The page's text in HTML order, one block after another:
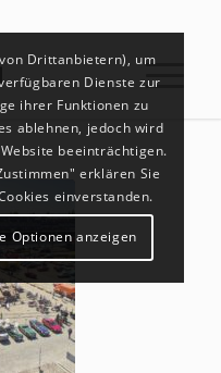
Drittanbietern), um
Dienste zur
ihrer Funktionen zu
ablehnen, jedoch wird
beeinträchtigen.
erklären Sie
einverstanden.
Optionen anzeigen